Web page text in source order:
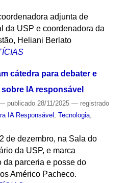
adjunta de
da USP e coordenadora da
Heliani Berlato
cátedra para debater e
IA responsável
publicado28/11/2025 — registrado
IA Responsável , Tecnologia,
de dezembro, na Sala do
da USP, e marca
da parceria e posse do
Américo Pacheco.